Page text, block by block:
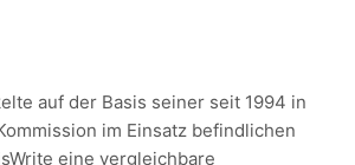
auf der Basis seiner seit 1994 in
im Einsatz befindlichen
eine vergleichbare